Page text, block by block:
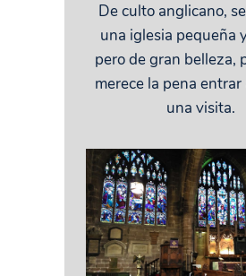
De culto anglicano,
una iglesia pequeña
pero de gran belleza,
merece la pena entrar
una visita.